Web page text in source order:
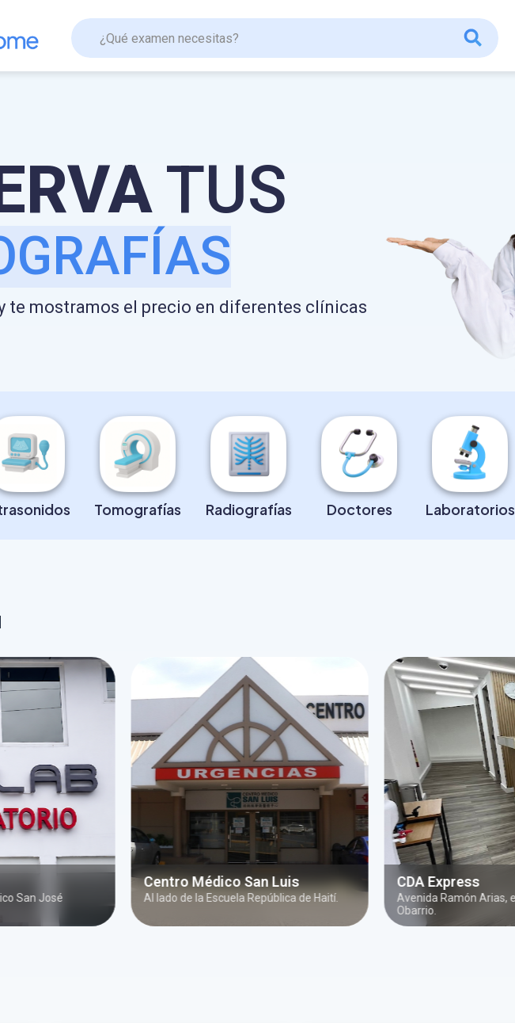
TUS
MÉDICOS
te mostramos el precio en diferentes clínicas
Tomografías Radiografías Doctores Laboratorios
Centro Médico San Luis
Al lado de la Escuela República de Haití.
CDA Express
Avenida Ramón Arias, en dirección a